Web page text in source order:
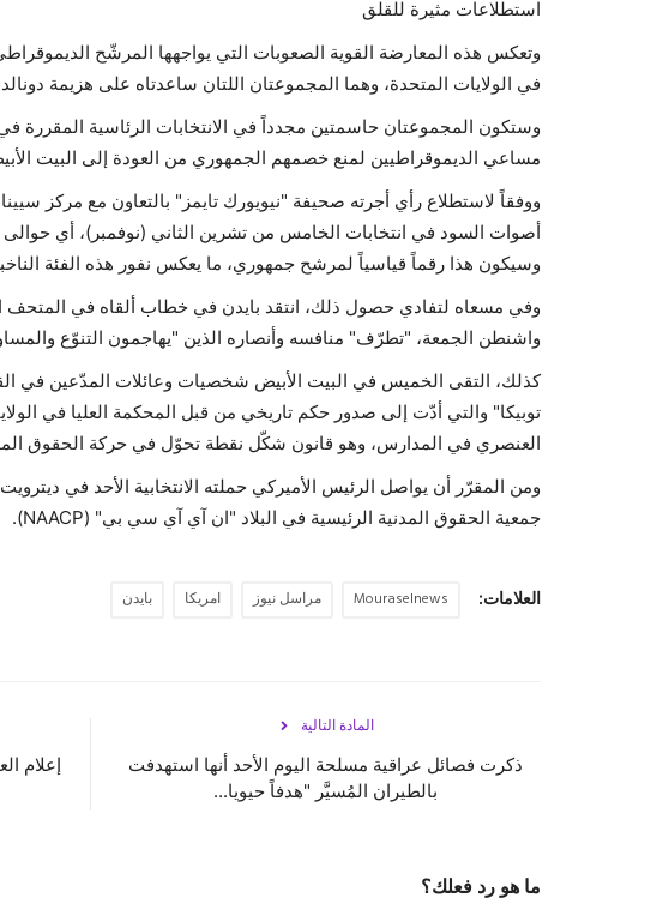
استطلاعات مثيرة للقلق
وتعكس هذه المعارضة القوية الصعوبات التي يواجهها المرشّح
في الولايات المتحدة، وهما المجموعتان اللتان ساعدتاه على هزيمة دونالد
مساعي الديموقراطيين لمنع خصمهم الجمهوري من العودة إلى البيت
وسيكون هذا رقماً قياسياً لمرشح جمهوري، ما يعكس نفور هذه الفئة
وفي مسعاه لتفادي حصول ذلك، انتقد بايدن في خطاب ألقاه في المتحف
واشنطن الجمعة، "تطرّف" منافسه وأنصاره الذين "يهاجمون التنوّع
كذلك، التقى الخميس في البيت الأبيض شخصيات وعائلات المدّعين في
العنصري في المدارس، وهو قانون شكّل نقطة تحوّل في حركة الحقوق
ومن المقرّر أن يواصل الرئيس الأميركي حملته الانتخابية الأحد في
جمعية الحقوق المدنية الرئيسية في البلاد "ان آي آي سي بي" (NAACP).
العلامات: Mouraselnews مراسل نيوز امريكا بايدن
إعلام
المادة التالية
ذكرت فصائل عراقية مسلحة اليوم الأحد أنها استهدفت
بالطيران المُسيَّر "هدفاً حيويا...
ما هو رد فعلك؟